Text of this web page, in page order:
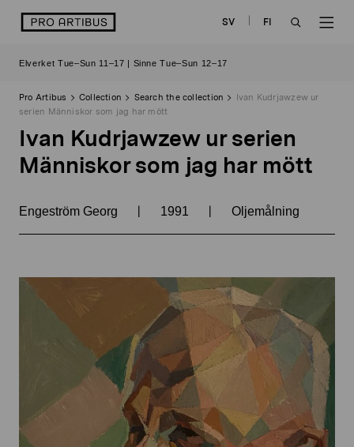
logo SV
FI
Elverket Tue–Sun 11–17 | Sinne Tue–Sun 12–17
Pro Artibus Collection Search the collection
Ivan Kudrjawzew ur
serien Människor som jag har mött
Ivan Kudrjawzew ur serien
Människor som jag har mött
Engeström Georg | 1991 | Oljemålning